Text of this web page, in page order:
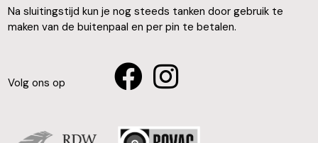
Na sluitingstijd kun je nog steeds tanken door gebruik te
maken van de buitenpaal en per pin te betalen.
Volg ons op